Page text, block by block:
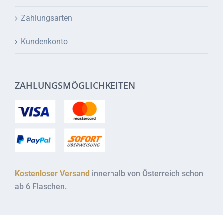
Zahlungsarten
Kundenkonto
ZAHLUNGSMÖGLICHKEITEN
Kostenloser Versand innerhalb von Österreich schon
ab 6 Flaschen.